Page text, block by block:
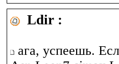
Ldir :
ага, успеешь.